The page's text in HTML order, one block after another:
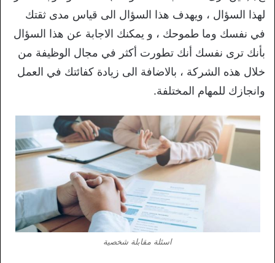
لهذا السؤال ، ويهدف هذا السؤال الى قياس مدى ثقتك
في نفسك وما طموحك ، و يمكنك الاجابة عن هذا السؤال
بأنك ترى نفسك أنك تطورت أكثر في مجال الوظيفة من
خلال هذه الشركة ، بالاضافة الى زيادة كفائتك في العمل
وانجازك للمهام المختلفة.
اسئلة مقابلة شخصية